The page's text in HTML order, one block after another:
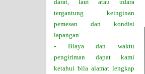
darat, laut atau udara
tergantung keinginan
pemesan dan kondisi
lapangan.
- Biaya dan waktu
pengiriman dapat kami
ketahui bila alamat lengkap